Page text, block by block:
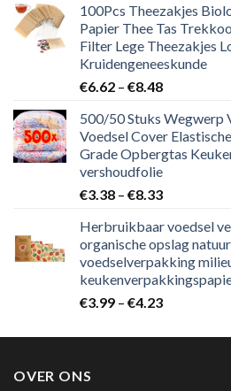
100Pcs Theezakjes
Papier Thee Tas
Filter Lege Theezakjes
Kruidengeneeskunde
€6.62 – €8.48
500/50 Stuks Wegwerp
Voedsel Cover
Grade Opbergtas
vershoudfolie
€3.38 – €8.33
Herbruikbaar voedsel
organische opslag
voedselverpakking
€3.99 – €4.23
OVER ONS